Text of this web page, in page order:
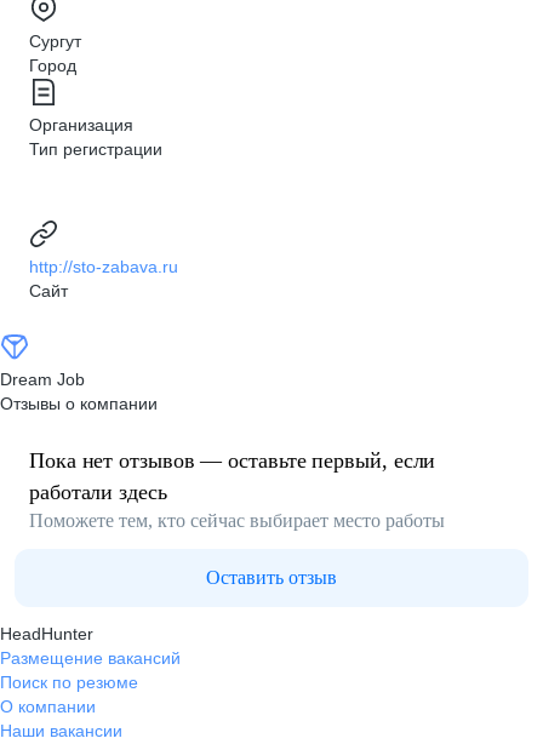
Сургут
Город
Организация
Тип регистрации
http://sto-zabava.ru
Сайт
Dream Job
Отзывы о компании
Пока нет отзывов — оставьте первый, если
работали здесь
Поможете тем, кто сейчас выбирает место работы
Оставить отзыв
HeadHunter
Размещение вакансий
Поиск по резюме
О компании
Наши вакансии